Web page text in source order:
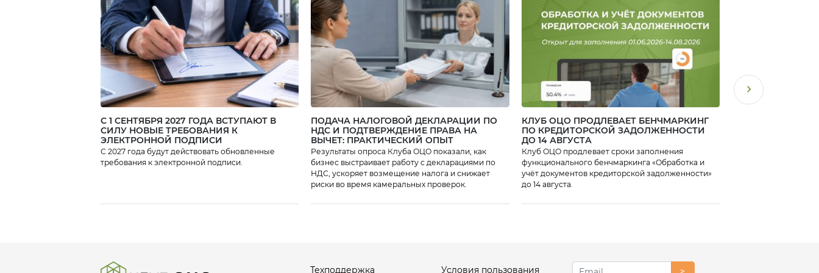
улучшить условия
труда, сервис для
внутренних или
внешних клиентов,
минимизировать
убытки и повысить
результаты […]
возможности портала
«Работа в России». В
ходе эксперимента
работодатели уже
внесли свои
предложения для
усовершенствования
портала, […]
С 1 СЕНТЯБРЯ 2027 ГОДА ВСТУПАЮТ В
СИЛУ НОВЫЕ ТРЕБОВАНИЯ К
ЭЛЕКТРОННОЙ ПОДПИСИ
С 2027 года будут действовать обновленные
требования к электронной подписи.
ПОДАЧА НАЛОГОВОЙ ДЕКЛАРАЦИИ ПО
НДС И ПОДТВЕРЖДЕНИЕ ПРАВА НА
ВЫЧЕТ: ПРАКТИЧЕСКИЙ ОПЫТ
Результаты опроса Клуба ОЦО показали, как
бизнес выстраивает работу с декларациями по
НДС, ускоряет возмещение налога и снижает
риски во время камеральных проверок.
КЛУБ ОЦО ПРОДЛЕВАЕТ БЕНЧМАРКИНГ
ПО КРЕДИТОРСКОЙ ЗАДОЛЖЕННОСТИ
ДО 14 АВГУСТА
Клуб ОЦО продлевает сроки заполнения
функционального бенчмаркинга «Обработка и
учёт документов кредиторской задолженности»
до 14 августа.
Техподдержка Условия пользования